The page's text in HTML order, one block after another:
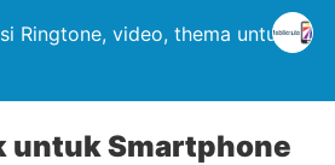
Ringtone, video, thema untuk
untuk Smartphone